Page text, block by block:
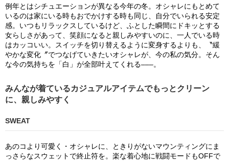
例年とはシチュエーションが異なる今年の冬。オシャレにもとめて
いるのは家にいる時もおでかけする時も同じ、自分でいられる安定
感。いつもリラックスしているけど、ふとした瞬間にドキッとする
女らしさがあって、笑顔になると親しみやすいのに、一人でいる時
はカッコいい。スイッチを切り替えるように変身するよりも、〝緩
やかな変化〞でつなげていきたいオシャレが、今の私の気分。そん
な今の気持ちを「白」が全部叶えてくれる–––。
みんなが着ているカジュアルアイテムでもっとクリーン
に、親しみやすく
SWEAT
あのコより可愛く・オシャレに、ときりがないマウンティングにま
っさらなスウェットで終止符を。楽な着心地に戦闘モードもOFFで